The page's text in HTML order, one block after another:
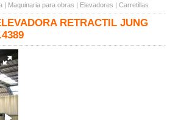
| Maquinaria para obras | Elevadores | Carretillas
RETRACTIL JUNG